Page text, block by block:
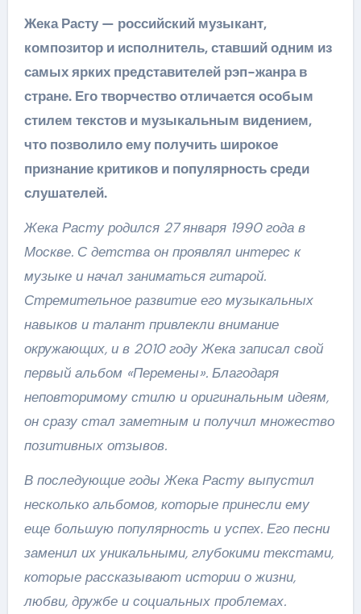
Жека Расту — российский музыкант,
композитор и исполнитель, ставший одним из
самых ярких представителей рэп-жанра в
стране. Его творчество отличается особым
стилем текстов и музыкальным видением,
что позволило ему получить широкое
признание критиков и популярность среди
слушателей.
Жека Расту родился 27 января 1990 года в
Москве. С детства он проявлял интерес к
музыке и начал заниматься гитарой.
Стремительное развитие его музыкальных
навыков и талант привлекли внимание
окружающих, и в 2010 году Жека записал свой
первый альбом «Перемены». Благодаря
неповторимому стилю и оригинальным идеям,
он сразу стал заметным и получил множество
позитивных отзывов.
В последующие годы Жека Расту выпустил
несколько альбомов, которые принесли ему
еще большую популярность и успех. Его песни
заменил их уникальными, глубокими текстами,
которые рассказывают истории о жизни,
любви, дружбе и социальных проблемах.